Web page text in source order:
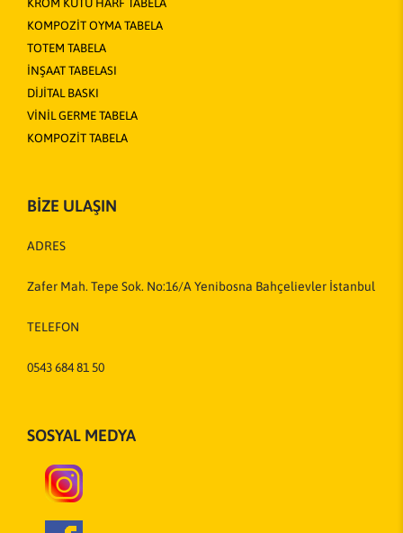
KROM KUTU HARF TABELA
KOMPOZİT OYMA TABELA
TOTEM TABELA
İNŞAAT TABELASI
DİJİTAL BASKI
VİNİL GERME TABELA
KOMPOZİT TABELA
BİZE ULAŞIN
ADRES
Zafer Mah. Tepe Sok. No:16/A Yenibosna Bahçelievler İstanbul
TELEFON
0543 684 81 50
SOSYAL MEDYA